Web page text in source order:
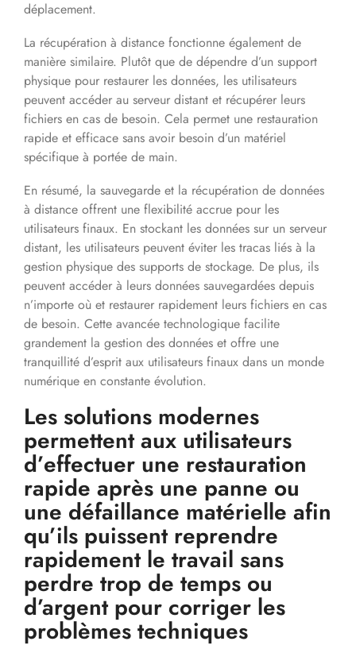
déplacement.
La récupération à distance fonctionne également de
manière similaire. Plutôt que de dépendre d’un support
physique pour restaurer les données, les utilisateurs
peuvent accéder au serveur distant et récupérer leurs
fichiers en cas de besoin. Cela permet une restauration
rapide et efficace sans avoir besoin d’un matériel
spécifique à portée de main.
En résumé, la sauvegarde et la récupération de données
à distance offrent une flexibilité accrue pour les
utilisateurs finaux. En stockant les données sur un serveur
distant, les utilisateurs peuvent éviter les tracas liés à la
gestion physique des supports de stockage. De plus, ils
peuvent accéder à leurs données sauvegardées depuis
n’importe où et restaurer rapidement leurs fichiers en cas
de besoin. Cette avancée technologique facilite
grandement la gestion des données et offre une
tranquillité d’esprit aux utilisateurs finaux dans un monde
numérique en constante évolution.
Les solutions modernes
permettent aux utilisateurs
d’effectuer une restauration
rapide après une panne ou
une défaillance matérielle afin
qu’ils puissent reprendre
rapidement le travail sans
perdre trop de temps ou
d’argent pour corriger les
problèmes techniques